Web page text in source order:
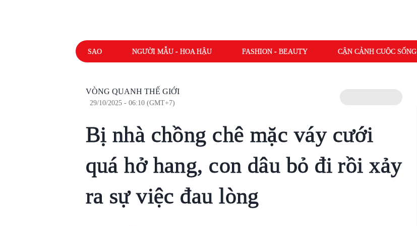
SAO NGƯỜI MẪU - HOA HẬU FASHION - BEAUTY CẬN CẢNH CUỘC SỐNG
VÒNG QUANH THẾ GIỚI
29/10/2025 - 06:10 (GMT+7)
Bị nhà chồng chê mặc váy cưới
quá hở hang, con dâu bỏ đi rồi xảy
ra sự việc đau lòng